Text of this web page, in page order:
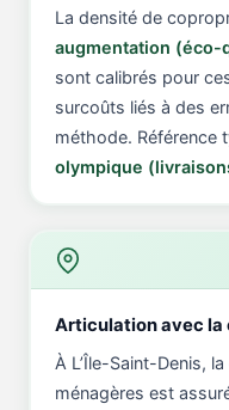
La densité de
augmentation (éco-
sont calibrés pour
surcoûts liés à des
méthode. Référence
olympique
Articulation avec la
À L’Île-Saint-Denis,
ménagères est